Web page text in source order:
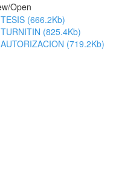
Open
TESIS (666.2Kb)
TURNITIN (825.4Kb)
AUTORIZACION (719.2Kb)